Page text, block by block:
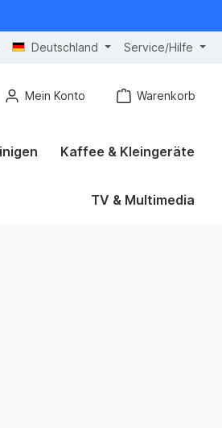
Deutschland Service/Hilfe
Mein Konto Warenkorb
Kaffee & Kleingeräte
TV & Multimedia